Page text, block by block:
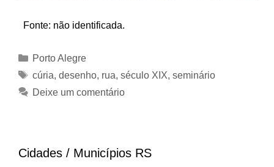
Fonte: não identificada.
Categorias
Porto Alegre
Tags
cúria, desenho, rua, século XIX, seminário
Deixe um comentário
Cidades / Municípios RS